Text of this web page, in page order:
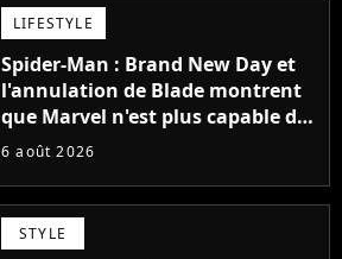
LIFESTYLE
Spider-Man : Brand New Day et
l'annulation de Blade montrent
que Marvel n'est plus capable de
faire quoi que ce soit de simple
6 août 2026
STYLE